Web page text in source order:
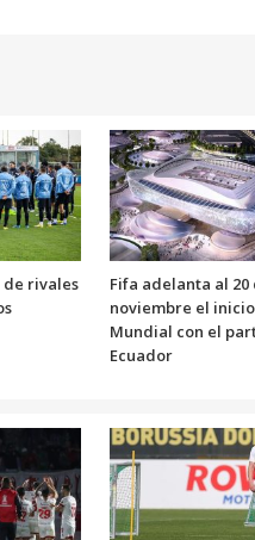
de rivales
Fifa adelanta al 20
noviembre el
Mundial con el
Ecuador